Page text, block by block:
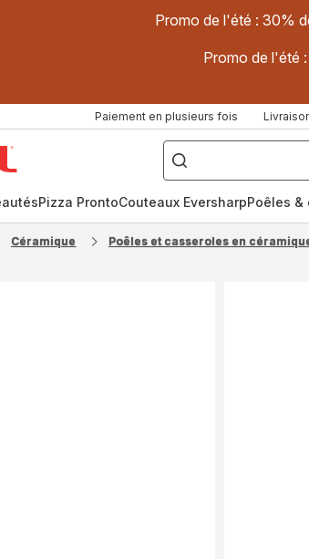
Promo de l'été : 30%
Promo de l'été
Paiement en plusieurs fois
["Poêles
inox,
Cake
Factory,
Pizza ProntoCouteaux EversharpPoêles &
Céramique Poêles et casseroles en